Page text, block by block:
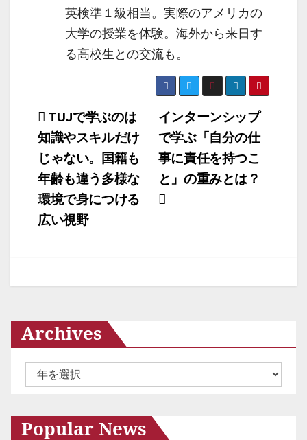
英検準１級相当。実際のアメリカの
大学の授業を体験。海外から来日す
る高校生との交流も。
投
稿
ナ
ビ
ゲ
ョ
ン
インターンシップ
で学ぶ「自分の仕
事に責任を持つこ
と」の重みとは？
TUJで学ぶのは
知識やスキルだけ
じゃない。国籍も
年齢も違う多様な
環境で身につける
広い視野
Archives
ー
イ
Popular News